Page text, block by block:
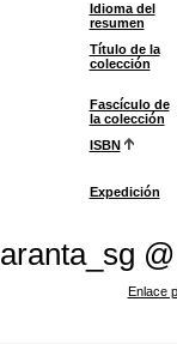
Idioma del
resumen
Título de la
colección
Fascículo de
la colección
ISBN
Expedición
@
Enlace